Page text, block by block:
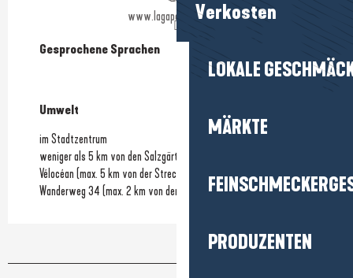
Verkosten
LOKALE
MÄRKTE
PRODUZENTEN
www.lagapebistrot.com
Gesprochene Sprachen
Gesprochene Sprachen
Umwelt
Umwelt
im Stadtzentrum
weniger als 5 km von den Salzgärten entfernt
Vélocéan (max. 5 km von der Strecke entfernt)
Wanderweg 34 (max. 2 km von der Strecke entfernt)